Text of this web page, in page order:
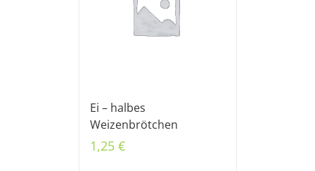
Ei – halbes
Weizenbrötchen
1,25 €